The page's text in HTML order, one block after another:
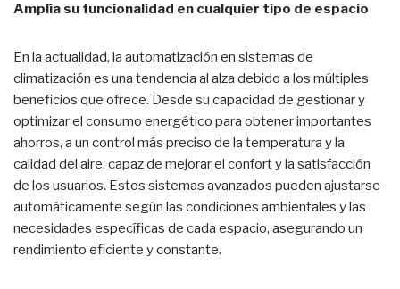
Amplía su funcionalidad en cualquier tipo de espacio
En la actualidad, la automatización en sistemas de
climatización es una tendencia al alza debido a los múltiples
beneficios que ofrece. Desde su capacidad de gestionar y
optimizar el consumo energético para obtener importantes
ahorros, a un control más preciso de la temperatura y la
calidad del aire, capaz de mejorar el confort y la satisfacción
de los usuarios. Estos sistemas avanzados pueden ajustarse
automáticamente según las condiciones ambientales y las
necesidades específicas de cada espacio, asegurando un
rendimiento eficiente y constante.